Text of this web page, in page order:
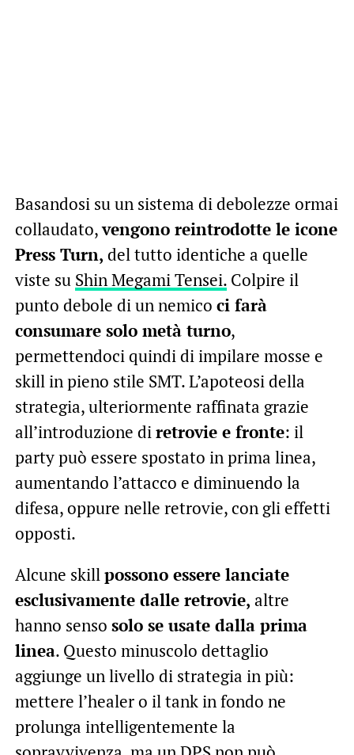
Basandosi su un sistema di debolezze ormai
collaudato,vengono reintrodotte le icone
Press Turn, del tutto identiche a quelle
viste su Shin Megami Tensei.Colpire il
punto debole di un nemico ci farà
consumare solo metà turno,
permettendoci quindi di impilare mosse e
skill in pieno stile SMT. L’apoteosi della
strategia, ulteriormente raffinata grazie
all’introduzione diretrovie e fronte: il
party può essere spostato in prima linea,
aumentando l’attacco e diminuendo la
difesa, oppure nelle retrovie, con gli effetti
opposti.
Alcune skillpossono essere lanciate
esclusivamente dalle retrovie, altre
hanno senso solo se usate dalla prima
linea. Questo minuscolo dettaglio
aggiunge un livello di strategia in più:
mettere l’healer o il tank in fondo ne
prolunga intelligentemente la